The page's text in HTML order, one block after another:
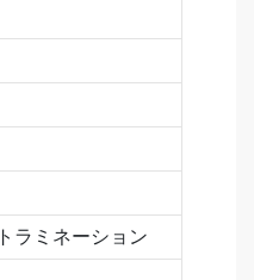
ラミネーション